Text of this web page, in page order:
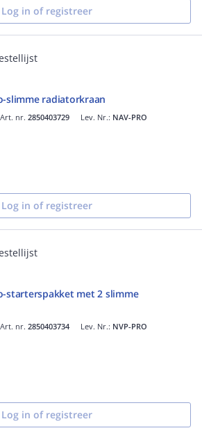
Log in of registreer
slimme radiatorkraan
Art. nr. 2850403729 Lev. Nr.: NAV-PRO
Log in of registreer
starterspakket met 2 slimme
Art. nr. 2850403734 Lev. Nr.: NVP-PRO
Log in of registreer